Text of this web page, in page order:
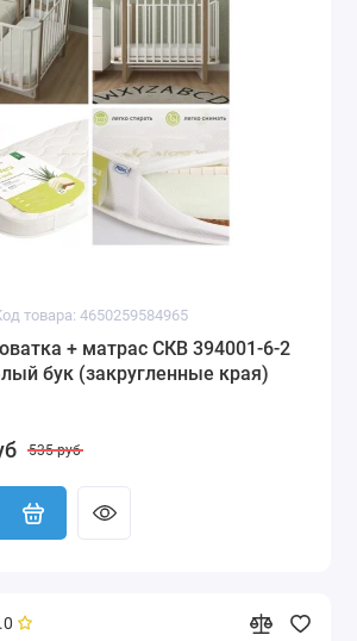
товара: 4650259584965
+ матрас СКВ 394001-6-2
бук (закругленные края)
535 руб